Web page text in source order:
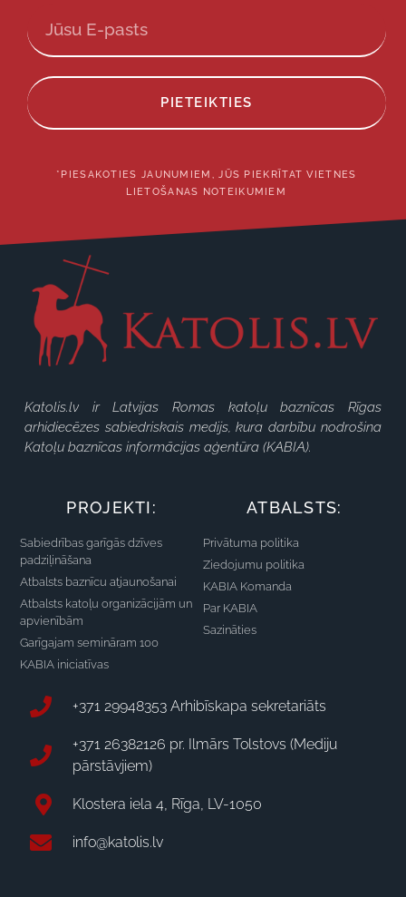
PIETEIKTIES
*PIESAKOTIES JAUNUMIEM, JŪS PIEKRĪTAT VIETNES
LIETOŠANAS NOTEIKUMIEM
Katolis.lv ir Latvijas Romas katoļu baznīcas Rīgas
arhidiecēzes sabiedriskais medijs, kura darbību nodrošina
Katoļu baznīcas informācijas aģentūra (KABIA).
PROJEKTI:
Sabiedrības garīgās dzīves
padziļināšana
Atbalsts baznīcu atjaunošanai
Atbalsts katoļu organizācijām un
apvienībām
Garīgajam semināram 100
KABIA iniciatīvas
ATBALSTS:
Privātuma politika
Ziedojumu politika
KABIA Komanda
Par KABIA
Sazināties
+371 29948353 Arhibīskapa sekretariāts
+371 26382126 pr. Ilmārs Tolstovs (Mediju
pārstāvjiem)
Klostera iela 4, Rīga, LV-1050
info@katolis.lv